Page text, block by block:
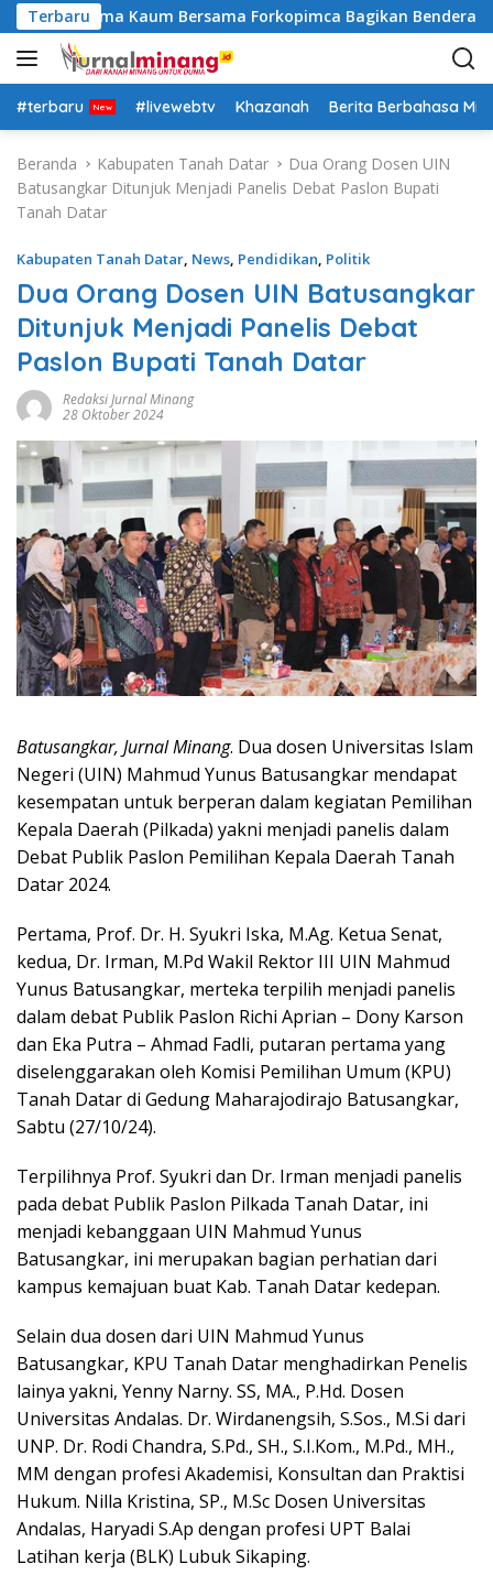
a
g
u
Terbaru
Polsek Lima Kaum Bersama Forkopimca Bagikan Bendera
#terbaru #livewebtv Khazanah Berita Berbahasa
Beranda Kabupaten Tanah Datar
Dua Orang Dosen UIN
Batusangkar Ditunjuk Menjadi Panelis Debat Paslon Bupati
Tanah Datar
Kabupaten Tanah Datar, News, Pendidikan, Politik
Dua Orang Dosen UIN Batusangkar
Ditunjuk Menjadi Panelis Debat
Paslon Bupati Tanah Datar
Redaksi Jurnal Minang
28 Oktober 2024
Batusangkar, Jurnal Minang. Dua dosen Universitas Islam
Negeri (UIN) Mahmud Yunus Batusangkar mendapat
kesempatan untuk berperan dalam kegiatan Pemilihan
Kepala Daerah (Pilkada) yakni menjadi panelis dalam
Debat Publik Paslon Pemilihan Kepala Daerah Tanah
Datar 2024.
Pertama, Prof. Dr. H. Syukri Iska, M.Ag. Ketua Senat,
kedua, Dr. Irman, M.Pd Wakil Rektor III UIN Mahmud
Yunus Batusangkar, merteka terpilih menjadi panelis
dalam debat Publik Paslon Richi Aprian – Dony Karson
dan Eka Putra – Ahmad Fadli, putaran pertama yang
diselenggarakan oleh Komisi Pemilihan Umum (KPU)
Tanah Datar di Gedung Maharajodirajo Batusangkar,
Sabtu (27/10/24).
Terpilihnya Prof. Syukri dan Dr. Irman menjadi panelis
pada debat Publik Paslon Pilkada Tanah Datar, ini
menjadi kebanggaan UIN Mahmud Yunus
Batusangkar, ini merupakan bagian perhatian dari
kampus kemajuan buat Kab. Tanah Datar kedepan.
Selain dua dosen dari UIN Mahmud Yunus
Batusangkar, KPU Tanah Datar menghadirkan Penelis
lainya yakni, Yenny Narny. SS, MA., P.Hd. Dosen
Universitas Andalas. Dr. Wirdanengsih, S.Sos., M.Si dari
UNP. Dr. Rodi Chandra, S.Pd., SH., S.I.Kom., M.Pd., MH.,
MM dengan profesi Akademisi, Konsultan dan Praktisi
Hukum. Nilla Kristina, SP., M.Sc Dosen Universitas
Andalas, Haryadi S.Ap dengan profesi UPT Balai
Latihan kerja (BLK) Lubuk Sikaping.